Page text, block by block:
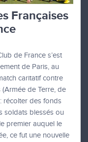
Françaises
de France s’est
de Paris, au
caritatif contre
de Terre, de
: récolter des fonds
soldats blessés ou
premier auquel le
ce fut une nouvelle